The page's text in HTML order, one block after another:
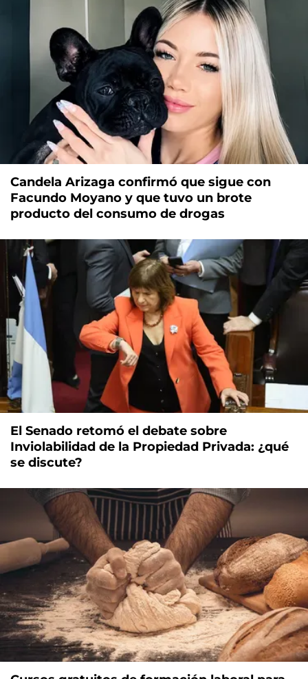
Candela Arizaga confirmó que sigue con
Facundo Moyano y que tuvo un brote
producto del consumo de drogas
El Senado retomó el debate sobre
Inviolabilidad de la Propiedad Privada: ¿qué
se discute?